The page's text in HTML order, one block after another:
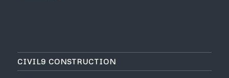
CIVIL9 CONSTRUCTION